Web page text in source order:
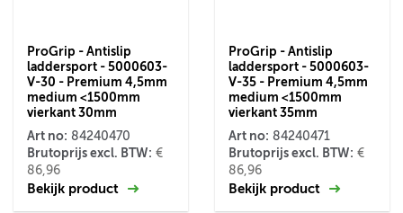
ProGrip - Antislip
laddersport - 5000603-
V-30 - Premium 4,5mm
medium <1500mm
vierkant 30mm
Art no: 84240470
Brutoprijs excl. BTW: €
86,96
Bekijk product
ProGrip - Antislip
laddersport - 5000603-
V-35 - Premium 4,5mm
medium <1500mm
vierkant 35mm
Art no: 84240471
Brutoprijs excl. BTW: €
86,96
Bekijk product